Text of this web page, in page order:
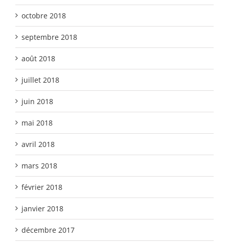
octobre 2018
septembre 2018
août 2018
juillet 2018
juin 2018
mai 2018
avril 2018
mars 2018
février 2018
janvier 2018
décembre 2017